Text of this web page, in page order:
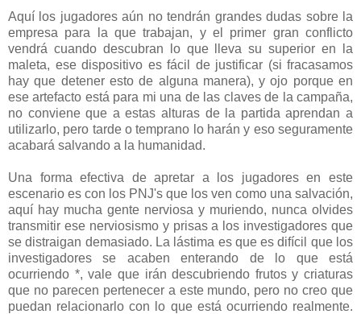
Aquí los jugadores aún no tendrán grandes dudas sobre la
empresa para la que trabajan, y el primer gran conflicto
vendrá cuando descubran lo que lleva su superior en la
maleta, ese dispositivo es fácil de justificar (si fracasamos
hay que detener esto de alguna manera), y ojo porque en
ese artefacto está para mi una de las claves de la campaña,
no conviene que a estas alturas de la partida aprendan a
utilizarlo, pero tarde o temprano lo harán y eso seguramente
acabará salvando a la humanidad.
Una forma efectiva de apretar a los jugadores en este
escenario es con los PNJ's que los ven como una salvación,
aquí hay mucha gente nerviosa y muriendo, nunca olvides
transmitir ese nerviosismo y prisas a los investigadores que
se distraigan demasiado. La lástima es que es difícil que los
investigadores se acaben enterando de lo que está
ocurriendo *, vale que irán descubriendo frutos y criaturas
que no parecen pertenecer a este mundo, pero no creo que
puedan relacionarlo con lo que está ocurriendo realmente.